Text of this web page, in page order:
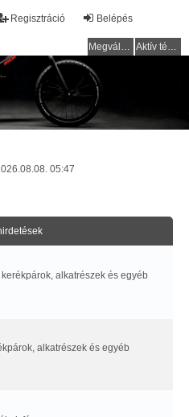
Belépés
Regisztráció
Megválaszolatlan témák Aktív témák
05:47
alkatrészek és egyéb
alkatrészek és egyéb